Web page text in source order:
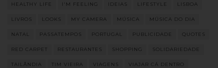
HEALTHY LIFE I'M FEELING IDEIAS LIFESTYLE LISBOA
LIVROS LOOKS MY CAMERA MÚSICA MÚSICA DO DIA
NATAL PASSATEMPOS PORTUGAL PUBLICIDADE QUOTES
RED CARPET RESTAURANTES SHOPPING SOLIDARIEDADE
TAILÂNDIA TIM VIEIRA VIAGENS VIAJAR CÁ DENTRO